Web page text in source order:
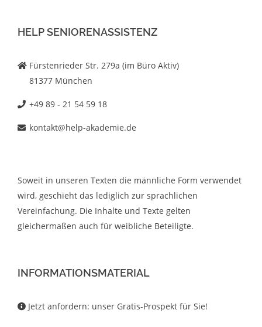
HELP SENIORENASSISTENZ
Fürstenrieder Str. 279a (im Büro Aktiv)
81377 München
+49 89 - 21 54 59 18
kontakt@help-akademie.de
Soweit in unseren Texten die männliche Form verwendet
wird, geschieht das lediglich zur sprachlichen
Vereinfachung. Die Inhalte und Texte gelten
gleichermaßen auch für weibliche Beteiligte.
INFORMATIONSMATERIAL
Jetzt anfordern: unser Gratis-Prospekt für Sie!